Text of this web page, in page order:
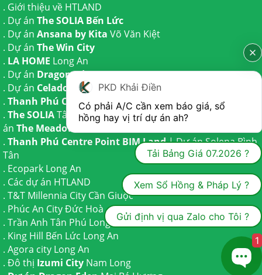
. Giới thiệu về HTLAND
. Dự án The SOLIA Bến Lức
. Dự án Ansana by Kita Võ Văn Kiệt
. Dự án The Win City
. LA HOME Long An
. Dự án Dragon Eden Long An
. Dự án Celadon City
Tân Phú
. Thanh Phú Centre PointBến Lức
. The SOLIATây Ninh | Dự ánThe AGULATrần Anh và Dự
án The Meadow
. Thanh Phú Centre Point BIM Land| Dự ánSolena Bình
Tân
. Ecopark Long An
. Các dự án HTLAND
. T&T Millennia City Cần Giuộc
. Phúc An CityĐức Hoà
. Trần Anh Tân Phú Long An
. King Hill Bến Lức Long An
. Agora city Long An
. Đô thị Izumi City Nam Long
PKD Khải Điền
Có phải A/C cần xem báo giá, sổ
hồng hay vị trí dự án ah?
Tải Bảng Giá 07.2026 ?
Xem Sổ Hồng & Pháp Lý ?
Gửi định vị qua Zalo cho Tôi ?
1